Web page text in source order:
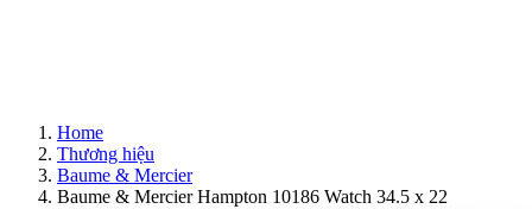
Home
Thương hiệu
Baume & Mercier
Baume & Mercier Hampton 10186 Watch 34.5 x 22